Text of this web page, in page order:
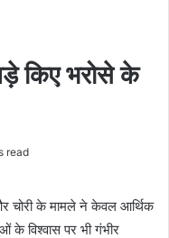
किए भरोसे के
read
चोरी के मामले ने केवल आर्थिक
के विश्वास पर भी गंभीर